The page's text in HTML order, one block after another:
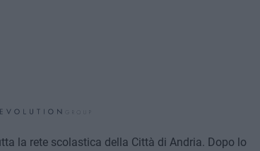
la rete scolastica della Città di Andria. Dopo lo